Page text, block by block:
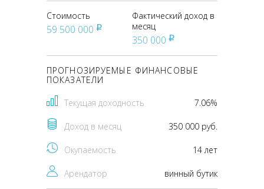
Стоимость
59 500 000 pуб
Фактический доход в
месяц
350 000 pуб
ПРОГНОЗИРУЕМЫЕ ФИНАНСОВЫЕ
ПОКАЗАТЕЛИ
Текущая доходность 7.06%
Доход в месяц 350 000 руб.
Окупаемость 14 лет
Арендатор винный бутик